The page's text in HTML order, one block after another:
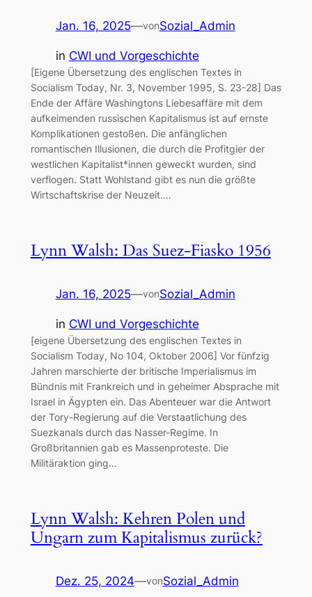
Jan. 16, 2025—vonSozial_Admin
in CWI und Vorgeschichte
[Eigene Übersetzung des englischen Textes in
Socialism Today, Nr. 3, November 1995, S. 23-28] Das
Ende der Affäre Washingtons Liebesaffäre mit dem
aufkeimenden russischen Kapitalismus ist auf ernste
Komplikationen gestoßen. Die anfänglichen
romantischen Illusionen, die durch die Profitgier der
westlichen Kapitalist*innen geweckt wurden, sind
verflogen. Statt Wohlstand gibt es nun die größte
Wirtschaftskrise der Neuzeit.…
Lynn Walsh: Das Suez-Fiasko 1956
Jan. 16, 2025—vonSozial_Admin
in CWI und Vorgeschichte
[eigene Übersetzung des englischen Textes in
Socialism Today, No 104, Oktober 2006] Vor fünfzig
Jahren marschierte der britische Imperialismus im
Bündnis mit Frankreich und in geheimer Absprache mit
Israel in Ägypten ein. Das Abenteuer war die Antwort
der Tory-Regierung auf die Verstaatlichung des
Suezkanals durch das Nasser-Regime. In
Großbritannien gab es Massenproteste. Die
Militäraktion ging…
Lynn Walsh: Kehren Polen und
Ungarn zum Kapitalismus zurück?
Dez. 25, 2024—vonSozial_Admin